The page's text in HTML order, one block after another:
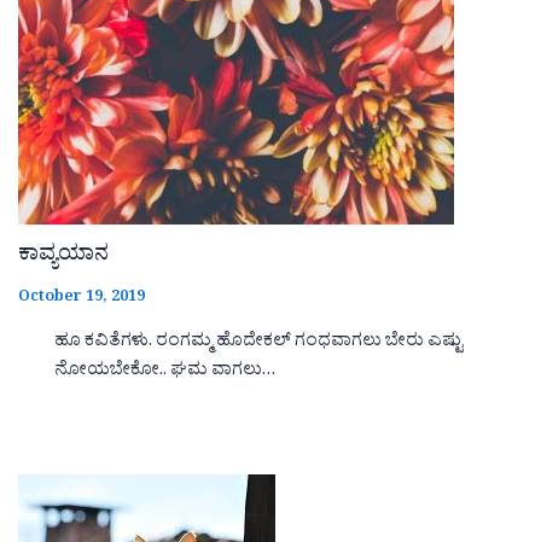
ಕಾವ್ಯಯಾನ
October 19, 2019
ಹೂ ಕವಿತೆಗಳು. ರಂಗಮ್ಮ ಹೊದೇಕಲ್ ಗಂಧವಾಗಲು ಬೇರು ಎಷ್ಟು
ನೋಯಬೇಕೋ.. ಘಮ ವಾಗಲು…